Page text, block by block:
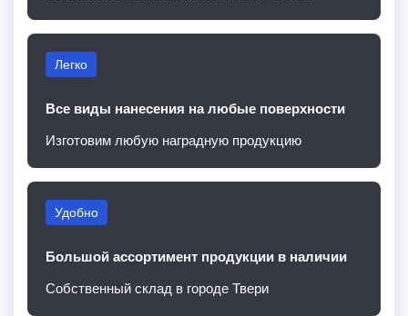
Легко
Все виды нанесения на любые поверхности
Изготовим любую наградную продукцию
Удобно
Большой ассортимент продукции в наличии
Собственный склад в городе Твери